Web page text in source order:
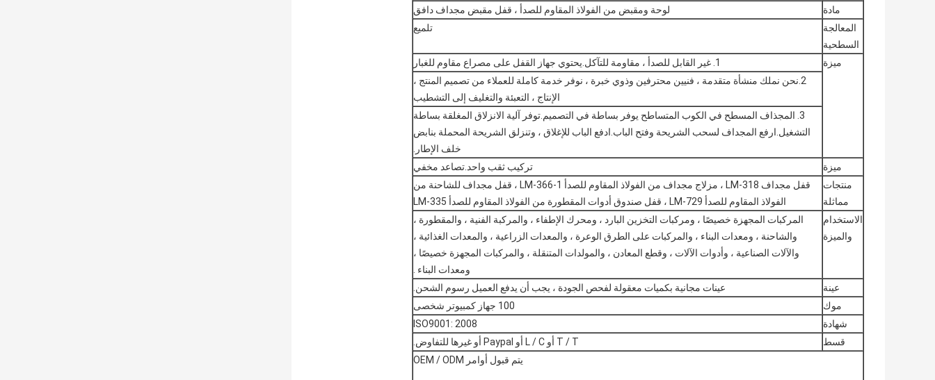
مادة
لوحة ومقبض من الفولاذ المقاوم للصدأ ، قفل مقبض مجداف دافق
المعالجة
السطحية
تلميع
ميزة
1. غير القابل للصدأ ، مقاومة للتآكل.يحتوي جهاز القفل على مصراع مقاوم للغبار
2.نحن نملك منشأة متقدمة ، فنيين محترفين وذوي خبرة ، نوفر خدمة كاملة للعملاء من تصميم المنتج ،
الإنتاج ، التعبئة والتغليف إلى التشطيب
3. المجذاف المسطح في الكوب المتساطح يوفر بساطة في التصميم.توفر آلية الانزلاق المغلقة بساطة
التشغيل.ارفع المجداف لسحب الشريحة وفتح الباب.ادفع الباب للإغلاق ، وتنزلق الشريحة المحملة بنابض
خلف الإطار.
ميزة
تركيب ثقب واحد.تصاعد مخفي
منتجات
مماثلة
قفل مجداف LM-318 ، مزلاج مجداف من الفولاذ المقاوم للصدأ LM-366-1 ، قفل مجداف للشاحنة من
الفولاذ المقاوم للصدأ LM-729 ، قفل صندوق أدوات المقطورة من الفولاذ المقاوم للصدأ LM-335
الاستخدام
والميزة
المركبات المجهزة خصيصًا ، ومركبات التخزين البارد ، ومحرك الإطفاء ، والمركبة الفنية ، والمقطورة ،
والشاحنة ، ومعدات البناء ، والمركبات على الطرق الوعرة ، والمعدات الزراعية ، والمعدات الغذائية ،
والآلات الصناعية ، وأدوات الآلات ، وقطع المعادن ، والمولدات المتنقلة ، والمركبات المجهزة خصيصًا ،
ومعدات البناء .
عينة
عينات مجانية بكميات معقولة لفحص الجودة ، يجب أن يدفع العميل رسوم الشحن.
موك
100 جهاز كمبيوتر شخصى
شهادة
ISO9001: 2008
قسط
T / T أو L / C أو Paypal أو غيرها للتفاوض.
يتم قبول أوامر OEM / ODM